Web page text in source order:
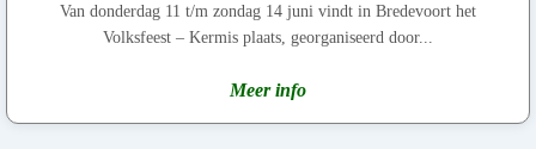
Van donderdag 11 t/m zondag 14 juni vindt in Bredevoort het
Volksfeest – Kermis plaats, georganiseerd door...
Meer info